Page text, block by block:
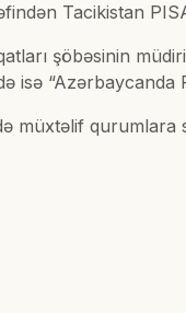
Tacikistan
şöbəsinin
isə “Azərbaycanda
müxtəlif qurumlara